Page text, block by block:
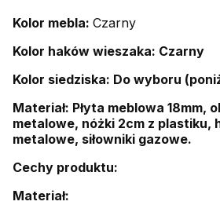
Kolor mebla: Czarny
Kolor haków wieszaka: Czarny
Kolor siedziska: Do wyboru
Materiał: Płyta meblowa 18mm,
metalowe, nóżki 2cm z plastiku,
metalowe, siłowniki gazowe.
Cechy produktu:
Materiał: